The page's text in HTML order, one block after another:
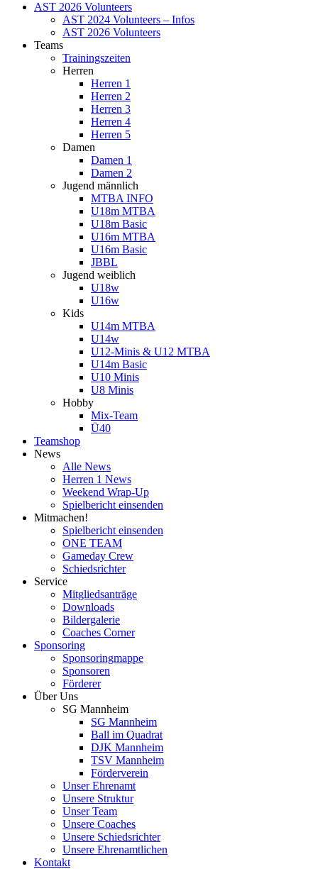
AST 2026 Volunteers
AST 2024 Volunteers – Infos
AST 2026 Volunteers
Teams
Trainingszeiten
Herren
Herren 1
Herren 2
Herren 3
Herren 4
Herren 5
Damen
Damen 1
Damen 2
Jugend männlich
MTBA INFO
U18m MTBA
U18m Basic
U16m MTBA
U16m Basic
JBBL
Jugend weiblich
U18w
U16w
Kids
U14m MTBA
U14w
U12-Minis & U12 MTBA
U14m Basic
U10 Minis
U8 Minis
Hobby
Mix-Team
Ü40
Teamshop
News
Alle News
Herren 1 News
Weekend Wrap-Up
Spielbericht einsenden
Mitmachen!
Spielbericht einsenden
ONE TEAM
Gameday Crew
Schiedsrichter
Service
Mitgliedsanträge
Downloads
Bildergalerie
Coaches Corner
Sponsoring
Sponsoringmappe
Sponsoren
Förderer
Über Uns
SG Mannheim
SG Mannheim
Ball im Quadrat
DJK Mannheim
TSV Mannheim
Förderverein
Unser Ehrenamt
Unsere Struktur
Unser Team
Unsere Coaches
Unsere Schiedsrichter
Unsere Ehrenamtlichen
Kontakt